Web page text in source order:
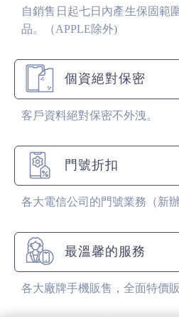
自銷售日起七日內產生保固範
品。（APPLE除外)
個資絕對保密
客戶資料絕對保密不外洩。
門號折扣
各大電信公司的門號業務（新
最溫馨的服務
各大廠牌手機販售，全面特價販